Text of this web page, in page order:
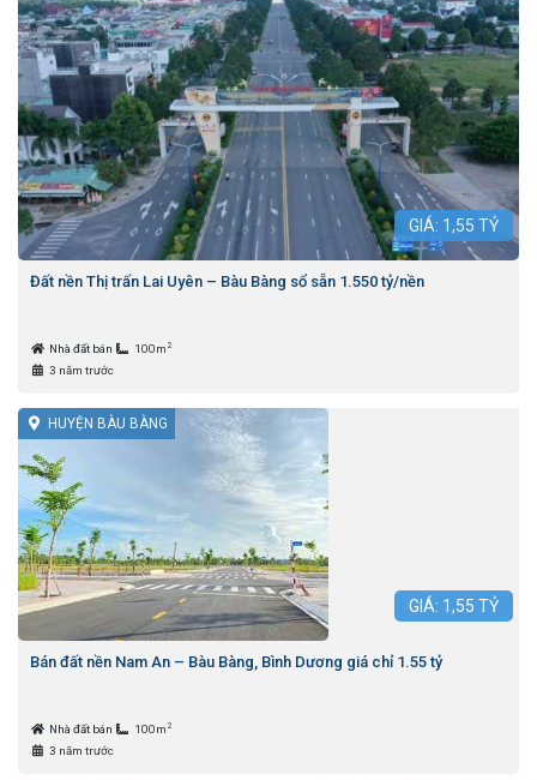
GIÁ: 1,55 TỶ
Đất nền Thị trấn Lai Uyên – Bàu Bàng sổ sẵn 1.550 tỷ/nền
Nhà đất bán 100m 2
3 năm trước
HUYỆN BÀU BÀNG
GIÁ: 1,55 TỶ
Bán đất nền Nam An – Bàu Bàng, Bình Dương giá chỉ 1.55 tỷ
Nhà đất bán 100m 2
3 năm trước